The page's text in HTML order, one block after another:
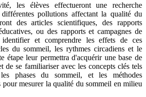
les élèves effectueront une recherche
pollutions affectant la qualité du
des articles scientifiques, des rapports
ou des rapports et campagnes de
et comprendre les effets de ces
du sommeil, les rythmes circadiens et le
étape leur permettra d'acquérir une base de
de se familiariser avec les concepts clés tels
phases du sommeil, et les méthodes
pour mesurer la qualité du sommeil en milieu